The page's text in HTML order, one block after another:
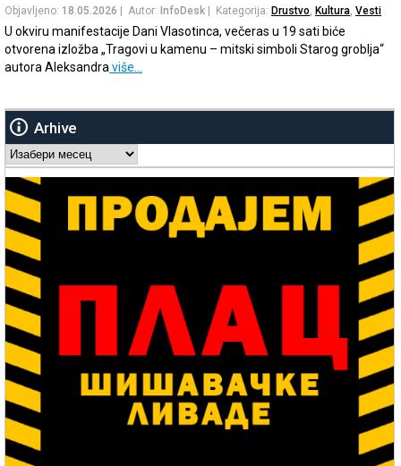
Objavljeno: 18.05.2026 | Autor: InfoDesk | Kategorija: Drustvo, Kultura, Vesti
U okviru manifestacije Dani Vlasotinca, večeras u 19 sati biće
otvorena izložba „Tragovi u kamenu – mitski simboli Starog groblja“
autora Aleksandraviše…
Arhive
Arhive